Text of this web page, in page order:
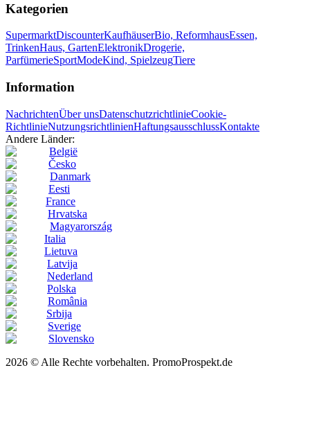
Kategorien
SupermarktDiscounterKaufhäuserBio, ReformhausEssen,
TrinkenHaus, GartenElektronikDrogerie,
ParfümerieSportModeKind, SpielzeugTiere
Information
NachrichtenÜber unsDatenschutzrichtlinieCookie-
RichtlinieNutzungsrichtlinienHaftungsausschlussKontakte
Andere Länder:
België
Česko
Danmark
Eesti
France
Hrvatska
Magyarország
Italia
Lietuva
Latvija
Nederland
Polska
România
Srbija
Sverige
Slovensko
2026 © Alle Rechte vorbehalten. PromoProspekt.de